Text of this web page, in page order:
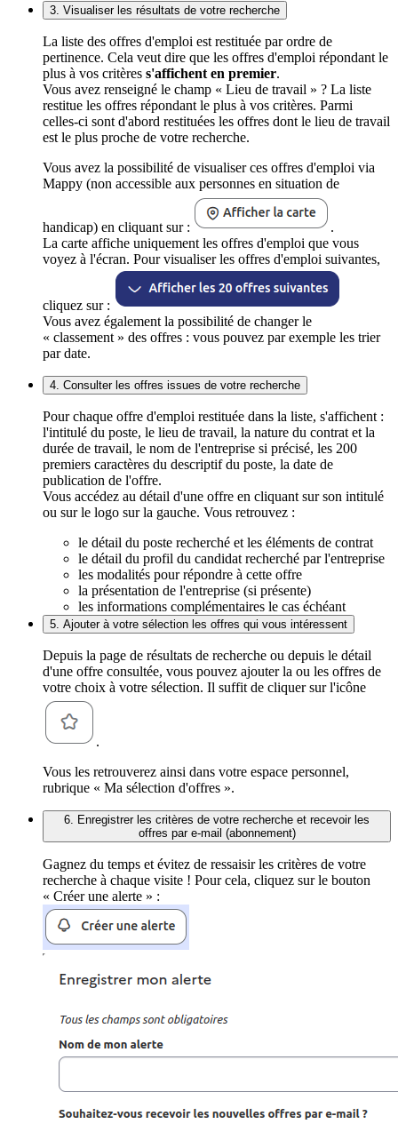
3. Visualiser les résultats de votre recherche
La liste des offres d'emploi est restituée par ordre de
pertinence. Cela veut dire que les offres d'emploi répondant le
plus à vos critères s'affichent en premier.
Vous avez renseigné le champ « Lieu de travail » ? La liste
restitue les offres répondant le plus à vos critères. Parmi
celles-ci sont d'abord restituées les offres dont le lieu de travail
est le plus proche de votre recherche.
Vous avez la possibilité de visualiser ces offres d'emploi via
Mappy (non accessible aux personnes en situation de
handicap) en cliquant sur :
.
La carte affiche uniquement les offres d'emploi que vous
voyez à l'écran. Pour visualiser les offres d'emploi suivantes,
cliquez sur :
Vous avez également la possibilité de changer le
« classement » des offres : vous pouvez par exemple les trier
par date.
4. Consulter les offres issues de votre recherche
Pour chaque offre d'emploi restituée dans la liste, s'affichent :
l'intitulé du poste, le lieu de travail, la nature du contrat et la
durée de travail, le nom de l'entreprise si précisé, les 200
premiers caractères du descriptif du poste, la date de
publication de l'offre.
Vous accédez au détail d'une offre en cliquant sur son intitulé
ou sur le logo sur la gauche. Vous retrouvez :
le détail du poste recherché et les éléments de contrat
le détail du profil du candidat recherché par l'entreprise
les modalités pour répondre à cette offre
la présentation de l'entreprise (si présente)
les informations complémentaires le cas échéant
5. Ajouter à votre sélection les offres qui vous intéressent
Depuis la page de résultats de recherche ou depuis le détail
d'une offre consultée, vous pouvez ajouter la ou les offres de
votre choix à votre sélection. Il suffit de cliquer sur l'icône
.
Vous les retrouverez ainsi dans votre espace personnel,
rubrique « Ma sélection d'offres ».
6. Enregistrer les critères de votre recherche et recevoir les
offres par e-mail (abonnement)
Gagnez du temps et évitez de ressaisir les critères de votre
recherche à chaque visite ! Pour cela, cliquez sur le bouton
« Créer une alerte » :